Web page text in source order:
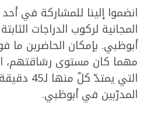
انضموا إلينا للمشاركة في
المجانية لركوب الدراجات
مهما كان مستوى رشاقتهم،
التي
المدرّبين في أبوظبي.